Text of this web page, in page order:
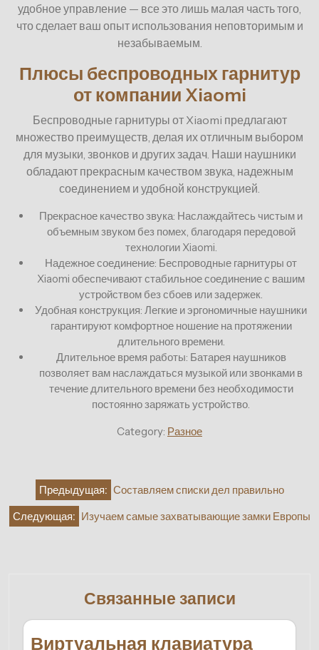
удобное управление — все это лишь малая часть того,
что сделает ваш опыт использования неповторимым и
незабываемым.
Плюсы беспроводных гарнитур
от компании Xiaomi
Беспроводные гарнитуры от Xiaomi предлагают
множество преимуществ, делая их отличным выбором
для музыки, звонков и других задач. Наши наушники
обладают прекрасным качеством звука, надежным
соединением и удобной конструкцией.
Прекрасное качество звука: Наслаждайтесь чистым и
объемным звуком без помех, благодаря передовой
технологии Xiaomi.
Надежное соединение: Беспроводные гарнитуры от
Xiaomi обеспечивают стабильное соединение с вашим
устройством без сбоев или задержек.
Удобная конструкция: Легкие и эргономичные наушники
гарантируют комфортное ношение на протяжении
длительного времени.
Длительное время работы: Батарея наушников
позволяет вам наслаждаться музыкой или звонками в
течение длительного времени без необходимости
постоянно заряжать устройство.
Category: Разное
Навигация
по
записям
Предыдущая: Составляем списки дел правильно
Следующая: Изучаем самые захватывающие замки Европы
Связанные записи
Виртуальная клавиатура